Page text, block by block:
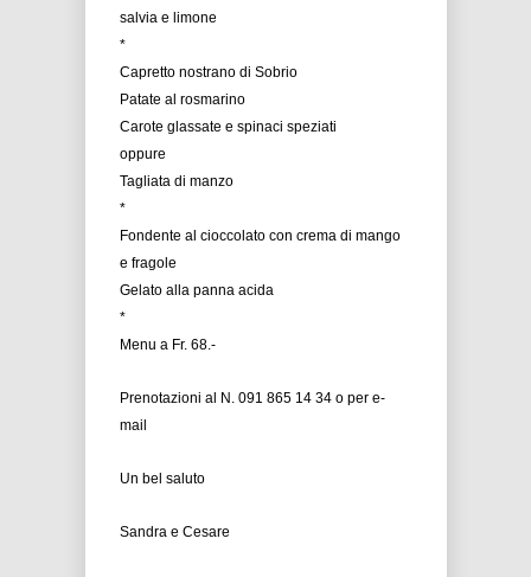
salvia e limone
*
Capretto nostrano di Sobrio
Patate al rosmarino
Carote glassate e spinaci speziati
oppure
Tagliata di manzo
*
Fondente al cioccolato con crema di mango
e fragole
Gelato alla panna acida
*
Menu a Fr. 68.-
Prenotazioni al N. 091 865 14 34 o per e-
mail
Un bel saluto
Sandra e Cesare